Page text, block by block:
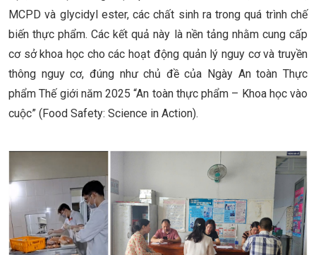
MCPD và glycidyl ester, các chất sinh ra trong quá trình chế
biến thực phẩm. Các kết quả này là nền tảng nhằm cung cấp
cơ sở khoa học cho các hoạt động quản lý nguy cơ và truyền
thông nguy cơ, đúng như chủ đề của Ngày An toàn Thực
phẩm Thế giới năm 2025 “An toàn thực phẩm – Khoa học vào
cuộc” (Food Safety: Science in Action).